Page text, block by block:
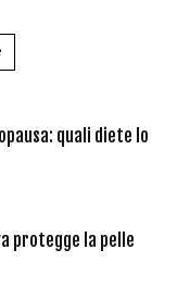
quali diete lo
protegge la pelle